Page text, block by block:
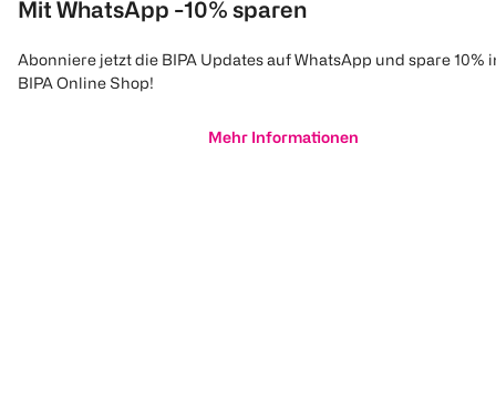
Mit WhatsApp -10% sparen
Abonniere jetzt die BIPA Updates auf WhatsApp und spare 10%
BIPA Online Shop!
Mehr Informationen